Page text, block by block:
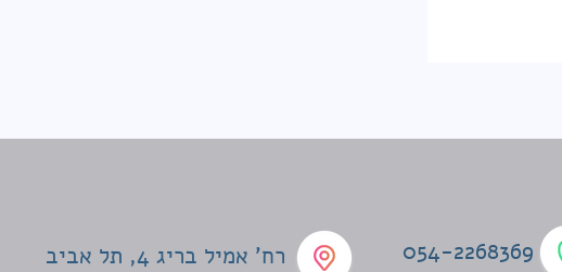
054-2268369 רח' אמיל בריג 4, תל אביב